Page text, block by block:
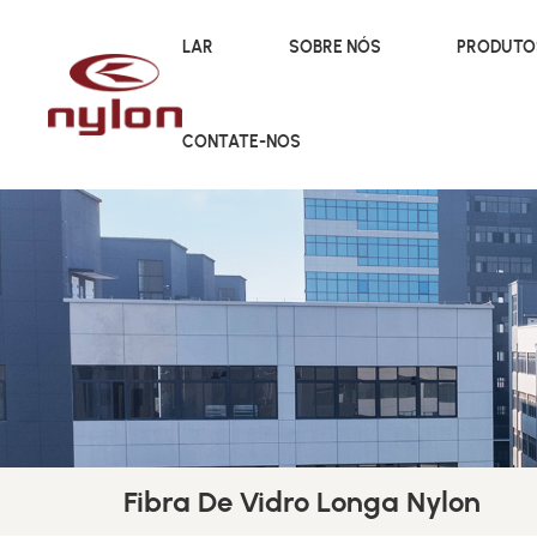
LAR SOBRE NÓS
CONTATE-NOS
Fibra De Vidro Longa Nylon